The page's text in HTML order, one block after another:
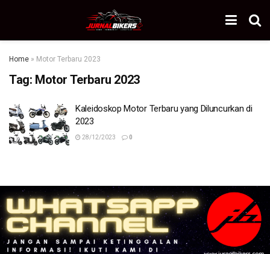
Home » Motor Terbaru 2023
Tag: Motor Terbaru 2023
Kaleidoskop Motor Terbaru yang Diluncurkan di
2023
28/12/2023 0